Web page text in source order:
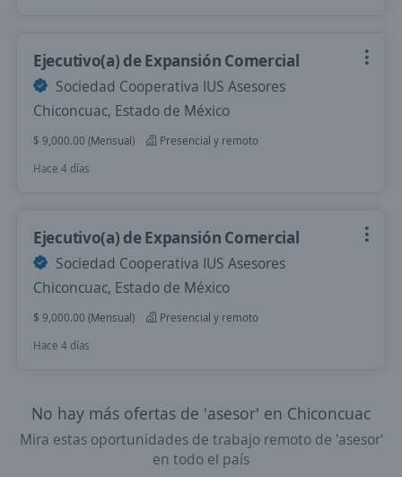
Ejecutivo(a) de Expansión Comercial
Sociedad Cooperativa IUS Asesores
Chiconcuac, Estado de México
$ 9,000.00 (Mensual)
Presencial y remoto
Hace 4 días
Ejecutivo(a) de Expansión Comercial
Sociedad Cooperativa IUS Asesores
Chiconcuac, Estado de México
$ 9,000.00 (Mensual)
Presencial y remoto
Hace 4 días
No hay más ofertas de 'asesor' en Chiconcuac
Mira estas oportunidades de trabajo remoto de 'asesor'
en todo el país